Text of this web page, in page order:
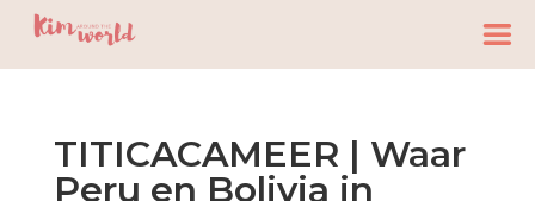
TITICACAMEER | Waar
Peru en Bolivia in